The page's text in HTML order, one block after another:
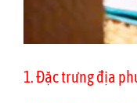
1. Đặc trưng địa